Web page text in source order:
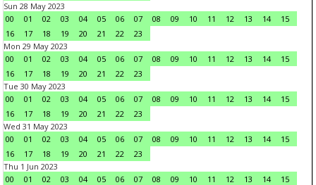
Sun 28 May 2023
00
01 02 03 04 05 06 07 08 09 10 11 12 13 14
15
16
17 18 19 20 21 22
23
Mon 29 May 2023
00
01 02 03 04 05 06 07 08 09 10 11 12 13 14
15
16
17 18 19 20 21 22
23
Tue 30 May 2023
00
01 02 03 04 05 06 07 08 09 10 11 12 13 14
15
16
17 18 19 20 21 22
23
Wed 31 May 2023
00
01 02 03 04 05 06 07 08 09 10 11 12 13 14
15
16
17 18 19 20 21 22
23
Thu 1 Jun 2023
00
01 02 03 04 05 06 07 08 09 10 11 12 13 14
15